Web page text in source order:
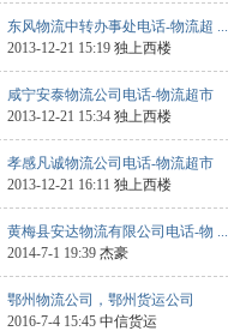
东风物流中转办事处电话-物流超 ...
2013-12-21 15:19 独上西楼
咸宁安泰物流公司电话-物流超市
2013-12-21 15:34 独上西楼
孝感凡诚物流公司电话-物流超市
2013-12-21 16:11 独上西楼
黄梅县安达物流有限公司电话-物 ...
2014-7-1 19:39 杰豪
鄂州物流公司，鄂州货运公司
2016-7-4 15:45 中信货运